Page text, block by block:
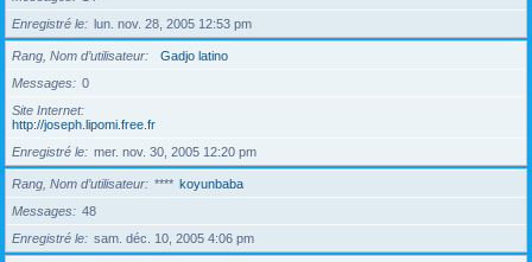
Enregistré le
lun. nov. 28, 2005 12:53 pm
Rang, Nom d’utilisateur
Gadjo latino
Messages
0
Site Internet
http://joseph.lipomi.free.fr
Enregistré le
mer. nov. 30, 2005 12:20 pm
Rang, Nom d’utilisateur **** koyunbaba
Messages
48
Enregistré le
sam. déc. 10, 2005 4:06 pm